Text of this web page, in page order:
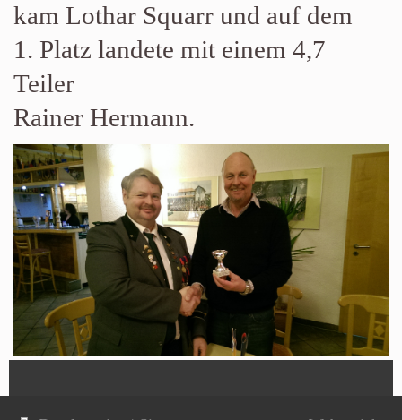
kam Lothar Squarr und auf dem
1. Platz landete mit einem 4,7
Teiler
Rainer Hermann.